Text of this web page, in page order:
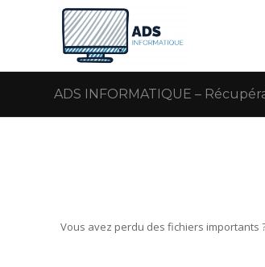
ADS INFORMATIQUE –
Vous avez perdu des fichiers importants